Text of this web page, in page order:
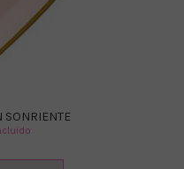
SONRIENTE